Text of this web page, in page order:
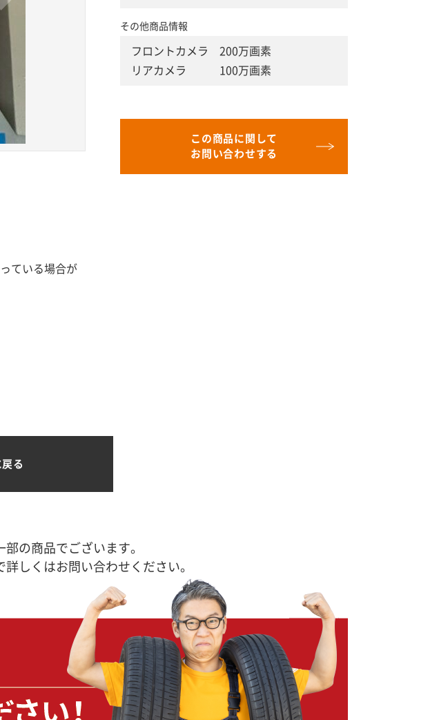
ている場合が
その他商品情報
フロントカメラ 200万画素
リアカメラ 100万画素
この商品に関して
お問い合わせする
る
の商品でございます。
しくはお問い合わせください。